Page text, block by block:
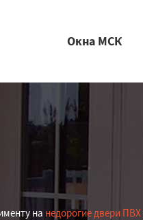
Окна МСК
на недорогие двери ПВХ